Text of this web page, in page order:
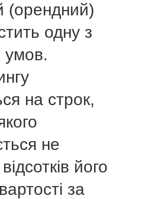
(орендний)
одну з
умов.
на строк,
не
його
за